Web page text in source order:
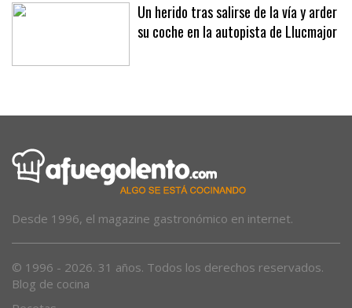
Un herido tras salirse de la vía y arder
su coche en la autopista de Llucmajor
Desde 1996, el magazine gastronómico en internet.
© 1996 - 2026. 31 años. Todos los derechos reservados.
Blog de cocina